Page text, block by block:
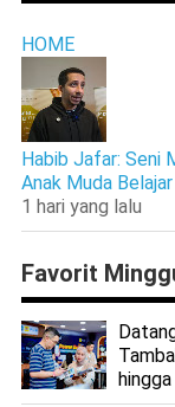
HOME
Habib Jafar: Seni
Anak Muda
1 hari yang lalu
Favorit